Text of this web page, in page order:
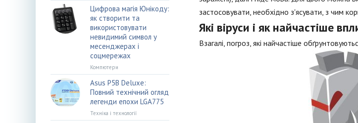
застосовувати, необхідно з'ясувати, з чим
Які віруси і як найчастіше
Взагалі, погроз, які найчастіше
Цифрова магія Юнікоду:
як створити та
використовувати
невидимий символ у
месенджерах і
соцмережах
Компютери
Asus P5B Deluxe:
Повний технічний огляд
легенди епохи LGA775
Техніка і технології